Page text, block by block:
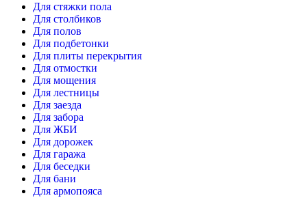
Для стяжки пола
Для столбиков
Для полов
Для подбетонки
Для плиты перекрытия
Для отмостки
Для мощения
Для лестницы
Для заезда
Для забора
Для ЖБИ
Для дорожек
Для гаража
Для беседки
Для бани
Для армопояса